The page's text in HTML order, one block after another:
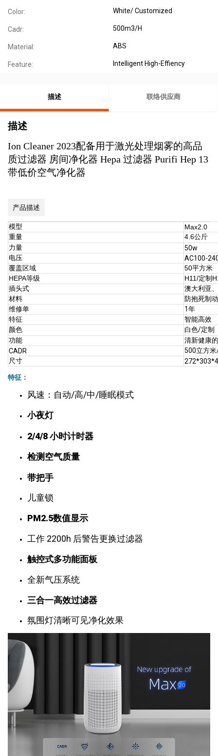
Color: White/ Customized
Cadr: 500m3/H
Material: ABS
Feature: Intelligent High-Effiency
描述 联络供应商
描述
Ion Cleaner 2023配备用于激光处理烟雾的高品
质过滤器 房间净化器 Hepa 过滤器 Purifi Hep 13
带低价空气净化器
产品描述
模型
Max2.0
重量
4.6公斤
力量
50w
电压
AC100-
覆盖区域
50平方米
HEPA等级
H11/定制
插头式
澳大利亚
材料
防抱死制
维修单
1年
特征
智能高效
颜色
白色/定制
功能
清新健康
CADR
500立方
尺寸
特征：
风速：自动/高/中/睡眠模式
小夜灯
2/4/8 小时计时器
检测空气质量
带把手
儿童锁
PM2.5数值显示
工作 2200h 后警告更换过滤器
触控式多功能面板
全新气压系统
三合一高效过滤器
氛围灯清晰可见净化效果